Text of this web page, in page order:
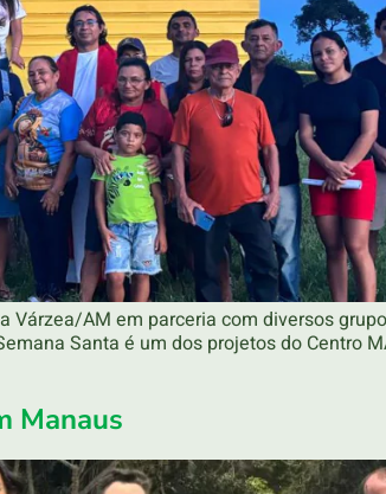
AM em parceria com diversos
Santa é um dos projetos do Centro
Manaus